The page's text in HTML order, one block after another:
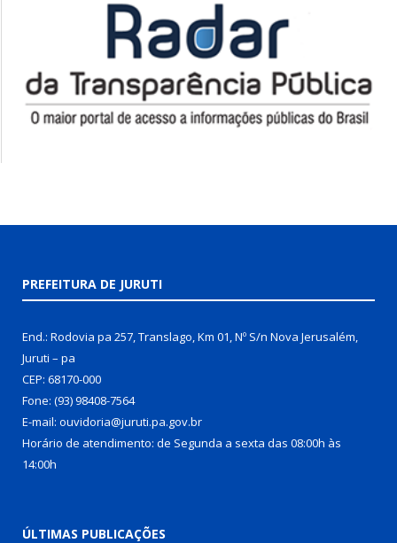
PREFEITURA DE JURUTI
End.: Rodovia pa 257, Translago, Km 01, Nº S/n Nova Jerusalém,
Juruti – pa
CEP: 68170-000
Fone: (93) 98408-7564
E-mail: ouvidoria@juruti.pa.gov.br
Horário de atendimento: de Segunda a sexta das 08:00h às
14:00h
ÚLTIMAS PUBLICAÇÕES